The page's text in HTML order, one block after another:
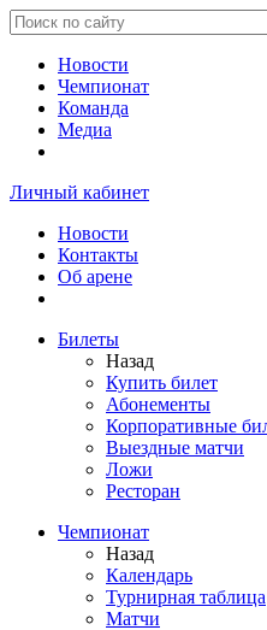
Новости
Чемпионат
Команда
Медиа
Личный кабинет
Новости
Контакты
Об арене
Билеты
Назад
Купить билет
Абонементы
Корпоративные
Выездные матчи
Ложи
Ресторан
Чемпионат
Назад
Календарь
Турнирная таблица
Матчи